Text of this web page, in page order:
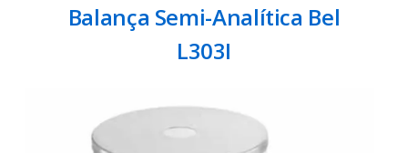
Balança Semi-Analítica Bel
L303I